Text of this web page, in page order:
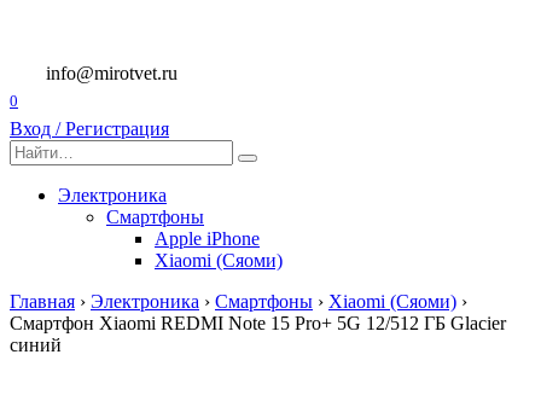
содержанию
info@mirotvet.ru
0
Вход / Регистрация
Search
for:
Электроника
Смартфоны
Apple iPhone
Xiaomi (Сяоми)
Главная › Электроника › Смартфоны › Xiaomi (Сяоми) ›
Смартфон Xiaomi REDMI Note 15 Pro+ 5G 12/512 ГБ Glacier
синий